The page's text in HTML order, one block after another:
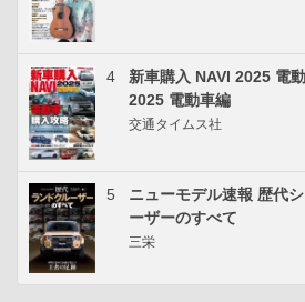
4
新車購入 NAVI 2025 電
2025 電動車編
交通タイムス社
5
ニューモデル速報 歴代
ーザーのすべて
三栄